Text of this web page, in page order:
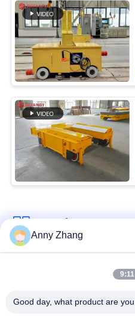
PRIVACY
POLICY
Catégories
Anny Zhang
Good day, what product are